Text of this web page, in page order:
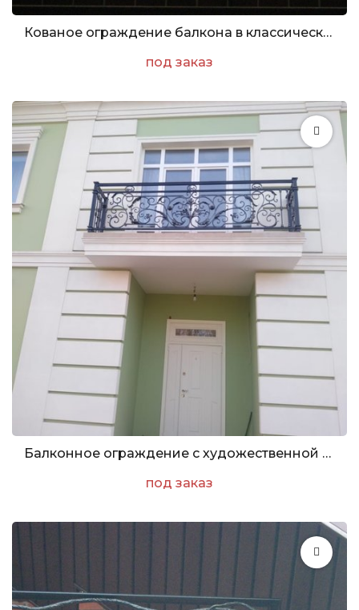
Кованое ограждение балкона в классическом стиле
под заказ
Балконное ограждение с художественной ковкой
под заказ